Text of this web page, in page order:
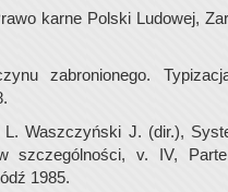
karne Polski Ludowej,
zabronionego.
L. Waszczyński J. (dir.),
szczególności, v. IV,
1985.